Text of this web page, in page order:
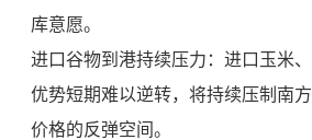
库意愿。
进口谷物到港持续压力：进口玉米
优势短期难以逆转，将持续压制南
价格的反弹空间。